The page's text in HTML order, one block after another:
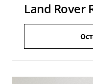
Land Rover